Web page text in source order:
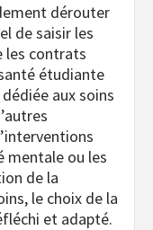
dérouter
de saisir les
les contrats
étudiante
aux soins
mentale ou les
de la
le choix de la
et adapté.